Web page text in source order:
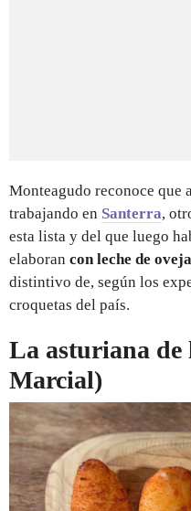
Monteagudo reconoce que
trabajando en Santerra,
esta lista y del que luego
elaboran con leche de oveja
distintivo de, según los
croquetas del país.
La asturiana de
Marcial)